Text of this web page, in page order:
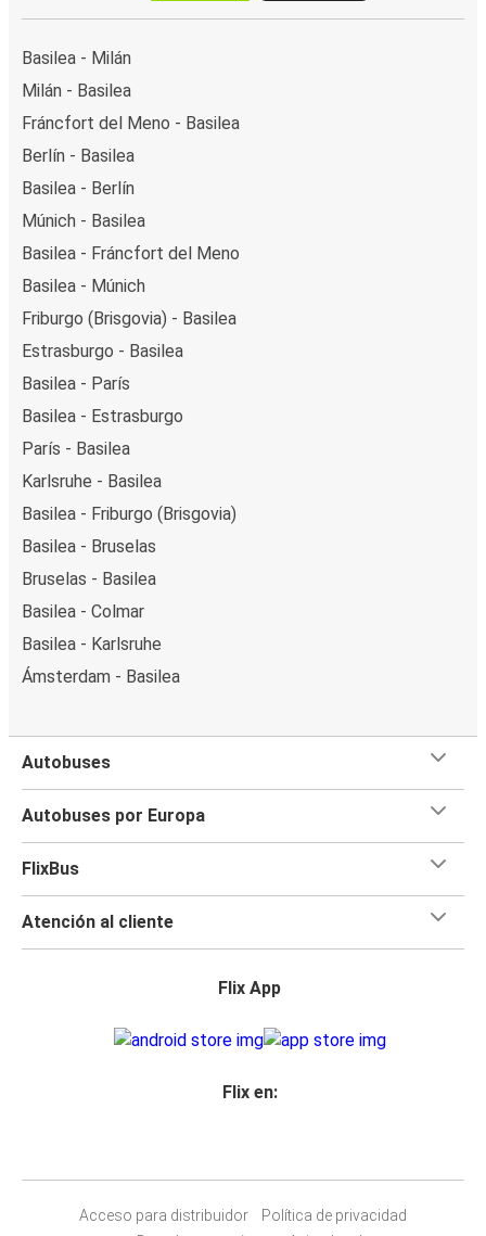
Basilea - Milán
Milán - Basilea
Fráncfort del Meno - Basilea
Berlín - Basilea
Basilea - Berlín
Múnich - Basilea
Basilea - Fráncfort del Meno
Basilea - Múnich
Friburgo (Brisgovia) - Basilea
Estrasburgo - Basilea
Basilea - París
Basilea - Estrasburgo
París - Basilea
Karlsruhe - Basilea
Basilea - Friburgo (Brisgovia)
Basilea - Bruselas
Bruselas - Basilea
Basilea - Colmar
Basilea - Karlsruhe
Ámsterdam - Basilea
Autobuses
Autobuses por Europa
FlixBus
Atención al cliente
Flix App
Flix en:
Acceso para distribuidor
Política de privacidad